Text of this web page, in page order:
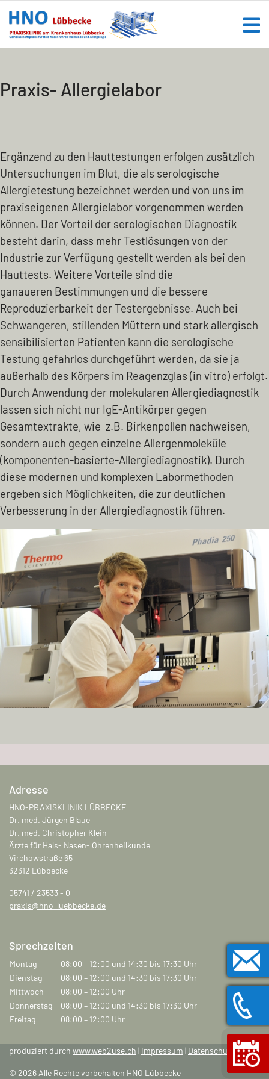
Praxis- Allergielabor
Ergänzend zu den Hauttestungen erfolgen zusätzlich
Untersuchungen im Blut, die als serologische
Allergietestung bezeichnet werden und von uns im
praxiseigenen Allergielabor vorgenommen werden
können. Der Vorteil der serologischen Diagnostik
besteht darin, dass mehr Testlösungen von der
Industrie zur Verfügung gestellt werden als bei den
Hauttests. Weitere Vorteile sind die
ganaueren Bestimmungen und die bessere
Reproduzierbarkeit der Testergebnisse. Auch bei
Schwangeren, stillenden Müttern und stark allergisch
sensibilisierten Patienten kann die serologische
Testung gefahrlos durchgeführt werden, da sie ja
außerhalb des Körpers im Reagenzglas (in vitro) erfolgt.
Durch Anwendung der molekularen Allergiediagnostik
lassen sich nicht nur IgE-Antikörper gegen
Gesamtextrakte, wie z.B. Birkenpollen nachweisen,
sondern auch gegen einzelne Allergenmoleküle
(komponenten-basierte-Allergiediagnostik). Durch
diese modernen und komplexen Labormethoden
ergeben sich Möglichkeiten, die zur deutlichen
Verbesserung in der Allergiediagnostik führen.
Adresse
HNO-PRAXISKLINIK LÜBBECKE
Dr. med. Jürgen Blaue
Dr. med. Christopher Klein
Ärzte für Hals- Nasen- Ohrenheilkunde
Virchowstraße 65
32312 Lübbecke
05741 / 23533 - 0
praxis@hno-luebbecke.de
Sprechzeiten
Montag
08:00 – 12:00 und 14:30 bis 17:30 Uhr
Dienstag
08:00 – 12:00 und 14:30 bis 17:30 Uhr
Mittwoch
08:00 – 12:00 Uhr
Donnerstag
08:00 – 12:00 und 14:30 bis 17:30 Uhr
Freitag
08:00 – 12:00 Uhr
produziert durch www.web2use.ch | Impressum | Datenschutz
© 2026 Alle Rechte vorbehalten HNO Lübbecke